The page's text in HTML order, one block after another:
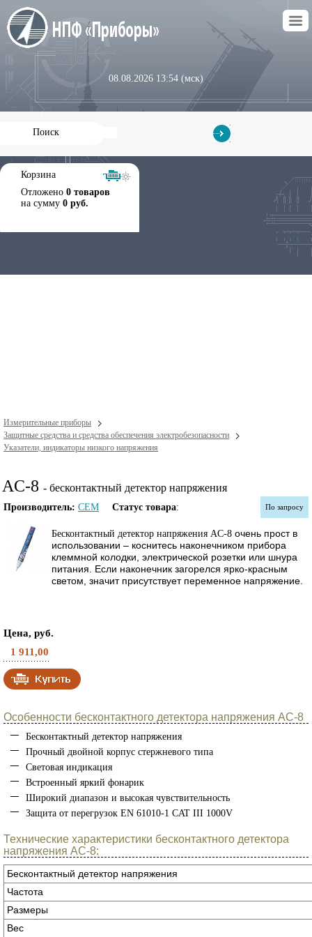
08.08.2026 13:54 (мск)
Корзина
Отложено 0 товаров
на сумму 0 руб.
Измерительные приборы
Защитные средства и средства обеспечения электробезопасности
Указатели, индикаторы низкого напряжения
AC-8 - бесконтактный детектор напряжения
Производитель: CEM Статус товара: По запросу
Бесконтактный детектор напряжения AC-8 очень прост в
использовании – коснитесь наконечником прибора
клеммной колодки, электрической розетки или шнура
питания. Если наконечник загорелся ярко-красным
светом, значит присутствует переменное напряжение.
Цена, руб.
1 911,00
Особенности бесконтактного детектора напряжения AC-8
Бесконтактный детектор напряжения
Прочный двойной корпус стержневого типа
Световая индикация
Встроенный яркий фонарик
Широкий диапазон и высокая чувствительность
Защита от перегрузок EN 61010-1 CAT III 1000V
Технические характеристики бесконтактного детектора
напряжения AC-8:
Бесконтактный детектор напряжения
Частота
Размеры
Вес